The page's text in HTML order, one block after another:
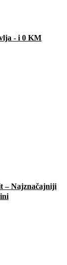
- i 0 KM
– Najznačajniji